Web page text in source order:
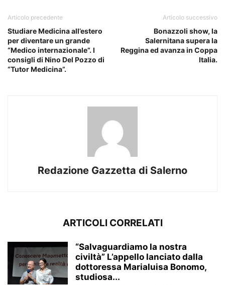
Articolo precedente
Studiare Medicina all’estero
per diventare un grande
“Medico internazionale”. I
consigli di Nino Del Pozzo di
“Tutor Medicina”.
Articolo successivo
Bonazzoli show, la
Salernitana supera la
Reggina ed avanza in Coppa
Italia.
Redazione Gazzetta di Salerno
ARTICOLI CORRELATI
“Salvaguardiamo la nostra
civiltà” L’appello lanciato dalla
dottoressa Marialuisa Bonomo,
studiosa...